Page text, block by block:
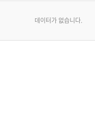
데이터가 없습니다.